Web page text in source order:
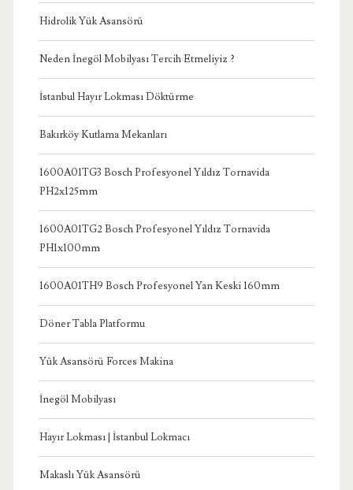
Hidrolik Yük Asansörü
Neden İnegöl Mobilyası Tercih Etmeliyiz ?
İstanbul Hayır Lokması Döktürme
Bakırköy Kutlama Mekanları
1600A01TG3 Bosch Profesyonel Yıldız Tornavida
PH2x125mm
1600A01TG2 Bosch Profesyonel Yıldız Tornavida
PH1x100mm
1600A01TH9 Bosch Profesyonel Yan Keski 160mm
Döner Tabla Platformu
Yük Asansörü Forces Makina
İnegöl Mobilyası
Hayır Lokması | İstanbul Lokmacı
Makaslı Yük Asansörü